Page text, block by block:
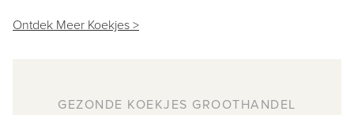
Ontdek Meer Koekjes >
GEZONDE KOEKJES GROOTHANDEL